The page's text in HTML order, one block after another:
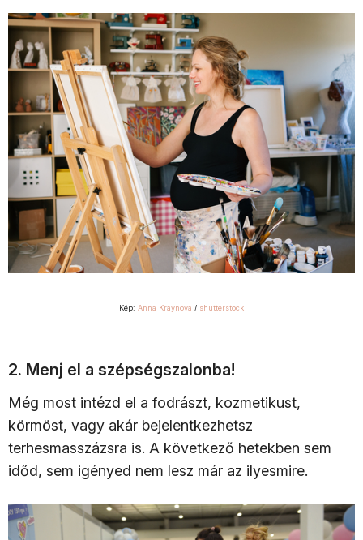
Kép: Anna Kraynova / shutterstock
2. Menj el a szépségszalonba!
Még most intézd el a fodrászt, kozmetikust,
körmöst, vagy akár bejelentkezhetsz
terhesmasszázsra is. A következő hetekben sem
időd, sem igényed nem lesz már az ilyesmire.